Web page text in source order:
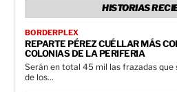
HISTORIAS
BORDERPLEX
REPARTE PÉREZ CUÉLLAR MÁS
COLONIAS DE LA PERIFERIA
Serán en total 45 mil las frazadas
de los...